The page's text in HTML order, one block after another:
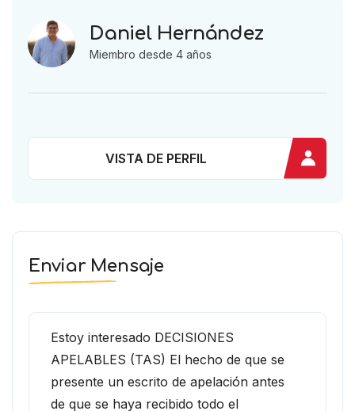
Daniel Hernández
Miembro desde 4 años
VISTA DE PERFIL
Enviar Mensaje